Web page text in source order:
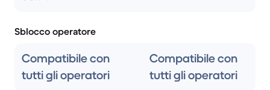
Sblocco operatore
Compatibile con
tutti gli operatori
Compatibile con
tutti gli operatori